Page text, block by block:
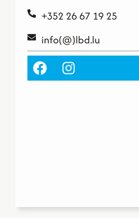
+352 26 67 19 25
info(@)lbd.lu